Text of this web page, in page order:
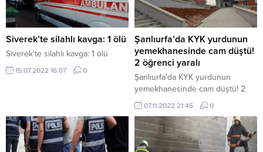
Siverek’te silahlı kavga: 1 ölü
Siverek'te silahlı kavga: 1 ölü
15.07.2022 16:07 0
Şanlıurfa’da KYK yurdunun
yemekhanesinde cam düştü!
2 öğrenci yaralı
Şanlıurfa'da KYK yurdunun
yemekhanesinde cam düştü! 2
öğrenci yaralı
07.11.2022 21:45 0